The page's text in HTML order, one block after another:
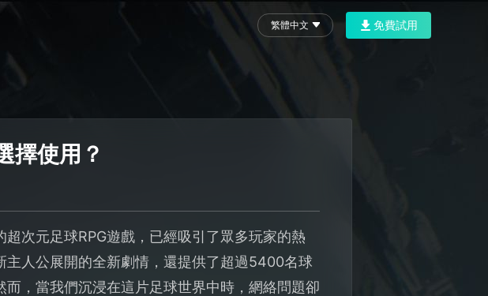
繁體中文 免費試用
擇使用？
次元足球RPG遊戲，已經吸引了眾多玩家的熱
人公展開的全新劇情，還提供了超過5400名球
，當我們沉浸在這片足球世界中時，網絡問題卻